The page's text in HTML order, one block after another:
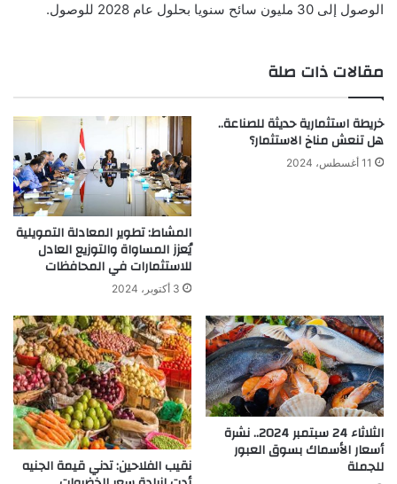
الوصول إلى 30 مليون سائح سنويا بحلول عام 2028 للوصول.
مقالات ذات صلة
خريطة استثمارية حديثة للصناعة..
هل تنعش مناخ الاستثمار؟
11 أغسطس، 2024
المشاط: تطوير المعادلة التمويلية
يُعزز المساواة والتوزيع العادل
للاستثمارات في المحافظات
3 أكتوبر، 2024
الثلاثاء 24 سبتمبر 2024.. نشرة
أسعار الأسماك بسوق العبور
للجملة نقيب الفلاحين: تدني قيمة الجنيه